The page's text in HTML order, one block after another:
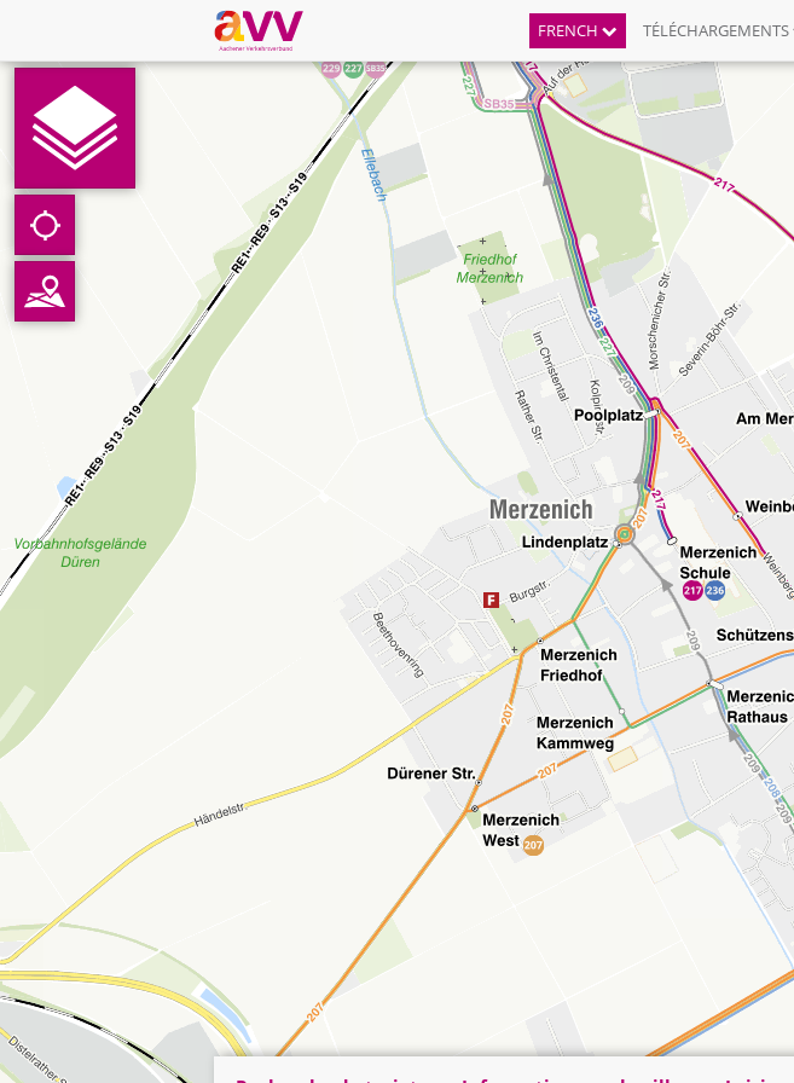
FRENCH TÉLÉCHARGEMENTS